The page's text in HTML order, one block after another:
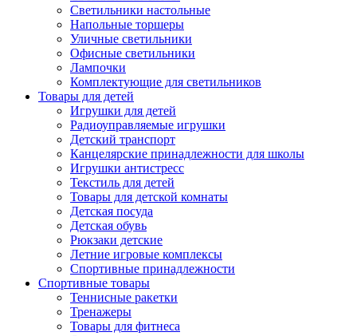
Светильники настольные
Напольные торшеры
Уличные светильники
Офисные светильники
Лампочки
Комплектующие для светильников
Товары для детей
Игрушки для детей
Радиоуправляемые игрушки
Детский транспорт
Канцелярские принадлежности для школы
Игрушки антистресс
Текстиль для детей
Товары для детской комнаты
Детская посуда
Детская обувь
Рюкзаки детские
Летние игровые комплексы
Спортивные принадлежности
Спортивные товары
Теннисные ракетки
Тренажеры
Товары для фитнеса